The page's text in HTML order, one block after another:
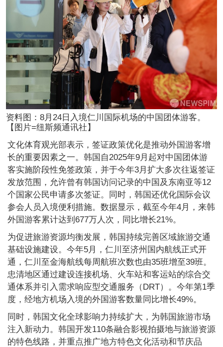
资料图：8月24日入境仁川国际机场的中国团体游客。
【图片=纽斯频通讯社】
文化体育观光部表示，签证政策优化是推动外国游客增
长的重要因素之一。韩国自2025年9月起对中国团体游
客实施阶段性免签政策，并于今年3月扩大多次往返签证
发放范围，允许曾有韩国访问记录的中国及东南亚等12
个国家公民申请多次签证。同时，韩国还优化国际会议
参会人员入境便利措施。数据显示，截至今年4月，来韩
外国游客累计达到677万人次，同比增长21%。
为促进旅游资源均衡发展，韩国持续完善区域旅游交通
基础设施建设。今年5月，仁川至济州国内航线正式开
通，仁川至金海航线每周航班次数也由35班增至39班。
忠清地区通过建设连接机场、火车站和客运站的综合交
通体系并引入需求响应型交通服务（DRT）。今年第1季
度，经地方机场入境的外国游客数量同比增长49%。
同时，韩国文化全球影响力持续扩大，为韩国旅游市场
注入新动力。韩国开发110条融合影视拍摄地与旅游资源
的特色线路，并重点推广地方特色文化活动和节庆品